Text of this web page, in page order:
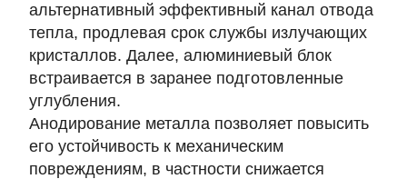
альтернативный эффективный канал отвода
тепла, продлевая срок службы излучающих
кристаллов. Далее, алюминиевый блок
встраивается в заранее подготовленные
углубления.
Анодирование металла позволяет повысить
его устойчивость к механическим
повреждениям, в частности снижается